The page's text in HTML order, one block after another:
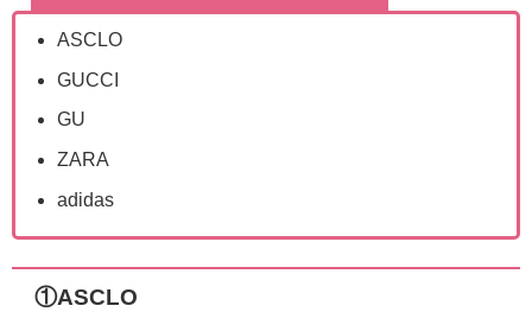
ASCLO
GUCCI
GU
ZARA
adidas
①ASCLO